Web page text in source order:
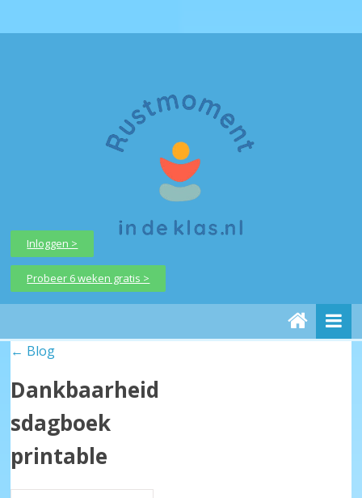
Inloggen >
Probeer 6 weken gratis >
← Blog
Dankbaarheid
sdagboek
printable